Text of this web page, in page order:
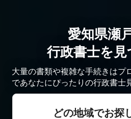
愛知県瀬
行政書士を見
大量の書類や複雑な手続きはプ
であなたにぴったりの行政書士
どの地域でお探